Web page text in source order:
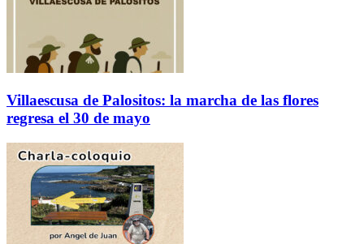
Villaescusa de Palositos: la marcha de las flores
regresa el 30 de mayo